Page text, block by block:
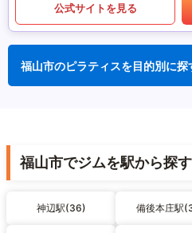
公式サイトを見る
福山市のピラティスを目的別に探
福山市でジムを駅から探す
神辺駅(36) 備後本庄駅